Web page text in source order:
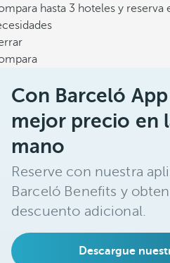
hasta 3 hoteles y reserva
Con Barceló
mejor precio en
mano
Reserve con nuestra
Barceló Benefits y
descuento adicional.
Descargue